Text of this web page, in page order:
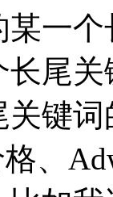
一
长尾
键
格、